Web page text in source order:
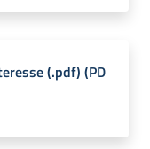
(.pdf) (PD